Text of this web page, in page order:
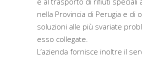
nella Provincia di Perugia e di
soluzioni alle più svariate
esso collegate.
L’azienda fornisce inoltre il